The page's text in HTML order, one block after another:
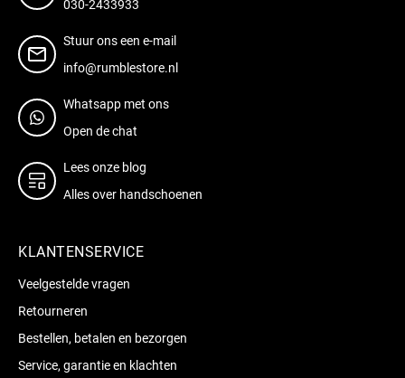
030-2433933
Stuur ons een e-mail
info@rumblestore.nl
Whatsapp met ons
Open de chat
Lees onze blog
Alles over handschoenen
KLANTENSERVICE
Veelgestelde vragen
Retourneren
Bestellen, betalen en bezorgen
Service, garantie en klachten